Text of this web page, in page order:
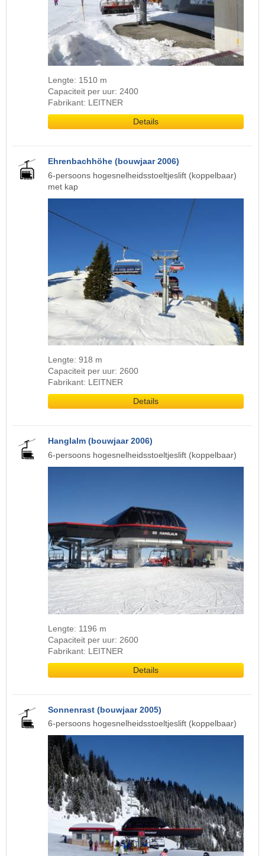
Lengte: 1510 m
Capaciteit per uur: 2400
Fabrikant: LEITNER
Details
Ehrenbachhöhe (bouwjaar 2006)
6-persoons hogesnelheidsstoeltjeslift (koppelbaar)
met kap
Lengte: 918 m
Capaciteit per uur: 2600
Fabrikant: LEITNER
Details
Hanglalm (bouwjaar 2006)
6-persoons hogesnelheidsstoeltjeslift (koppelbaar)
Lengte: 1196 m
Capaciteit per uur: 2600
Fabrikant: LEITNER
Details
Sonnenrast (bouwjaar 2005)
6-persoons hogesnelheidsstoeltjeslift (koppelbaar)